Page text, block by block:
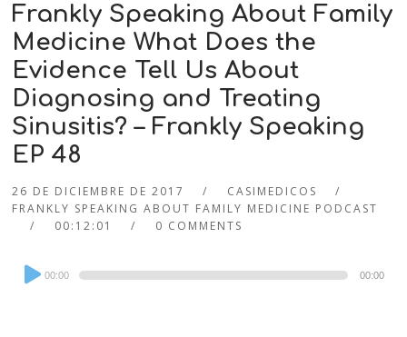
Frankly Speaking About Family
Medicine What Does the
Evidence Tell Us About
Diagnosing and Treating
Sinusitis? – Frankly Speaking
EP 48
26 DE DICIEMBRE DE 2017
CASIMEDICOS
FRANKLY SPEAKING ABOUT FAMILY MEDICINE PODCAST
00:12:01
0 COMMENTS
Audio
Player
00:00 00:00